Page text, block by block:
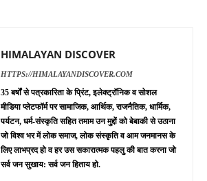
HIMALAYAN DISCOVER
HTTPS://HIMALAYANDISCOVER.COM
35 बर्षों से पत्रकारिता के प्रिंट, इलेक्ट्रॉनिक व सोशल
मीडिया प्लेटफॉर्म पर सामाजिक, आर्थिक, राजनैतिक, धार्मिक,
पर्यटन, धर्म-संस्कृति सहित तमाम उन मुद्दों को बेबाकी से उठाना
जो विश्व भर में लोक समाज, लोक संस्कृति व आम जनमानस के
लिए लाभप्रद हो व हर उस सकारात्मक पहलु की बात करना जो
सर्व जन सुखाय: सर्व जन हिताय हो.